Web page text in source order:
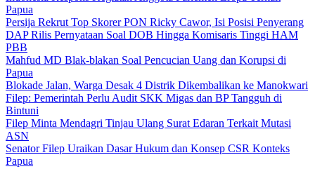
Papua
Persija Rekrut Top Skorer PON Ricky Cawor, Isi Posisi Penyerang
DAP Rilis Pernyataan Soal DOB Hingga Komisaris Tinggi HAM
PBB
Mahfud MD Blak-blakan Soal Pencucian Uang dan Korupsi di
Papua
Blokade Jalan, Warga Desak 4 Distrik Dikembalikan ke Manokwari
Filep: Pemerintah Perlu Audit SKK Migas dan BP Tangguh di
Bintuni
Filep Minta Mendagri Tinjau Ulang Surat Edaran Terkait Mutasi
ASN
Senator Filep Uraikan Dasar Hukum dan Konsep CSR Konteks
Papua